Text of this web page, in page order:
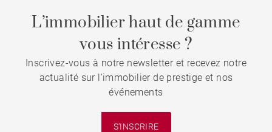
L’immobilier haut de gamme
vous intéresse ?
Inscrivez-vous à notre newsletter et recevez notre
actualité sur l'immobilier de prestige et nos
événements
S'INSCRIRE